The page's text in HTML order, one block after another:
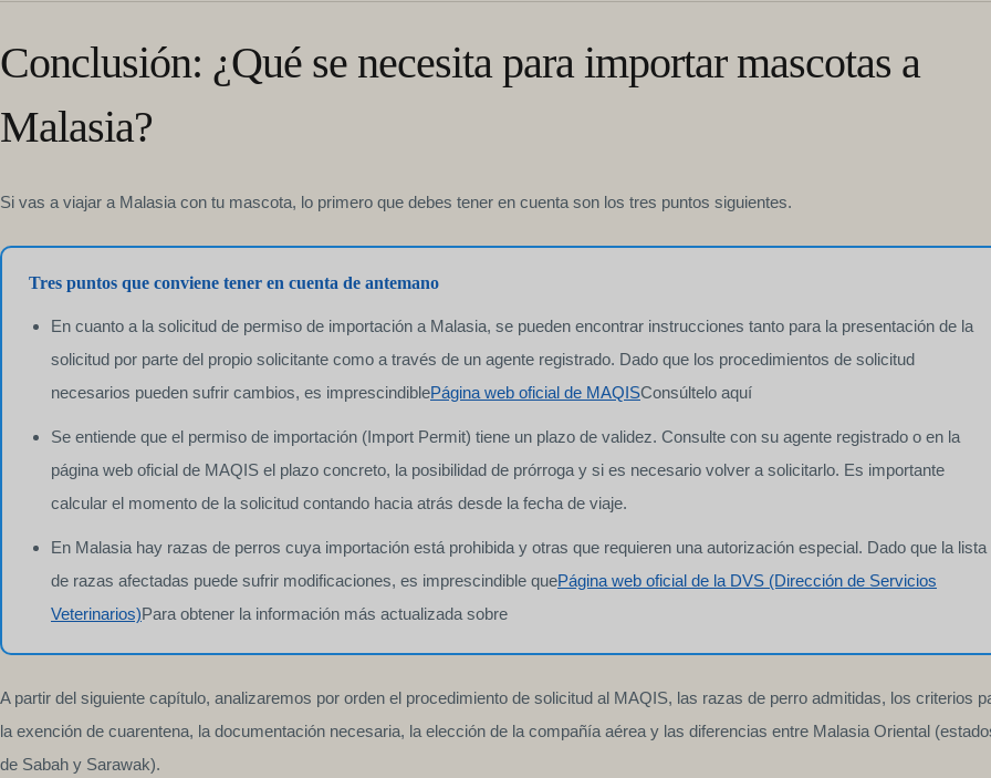
Conclusión: ¿Qué se necesita para importar mascotas a
Malasia?
Si vas a viajar a Malasia con tu mascota, lo primero que debes tener en cuenta son los tres puntos siguientes.
Tres puntos que conviene tener en cuenta de antemano
En cuanto a la solicitud de permiso de importación a Malasia, se pueden encontrar instrucciones tanto para la presentación de la
solicitud por parte del propio solicitante como a través de un agente registrado. Dado que los procedimientos de solicitud
necesarios pueden sufrir cambios, es imprescindiblePágina web oficial de MAQISConsúltelo aquí
Se entiende que el permiso de importación (Import Permit) tiene un plazo de validez. Consulte con su agente registrado o en la
página web oficial de MAQIS el plazo concreto, la posibilidad de prórroga y si es necesario volver a solicitarlo. Es importante
calcular el momento de la solicitud contando hacia atrás desde la fecha de viaje.
En Malasia hay razas de perros cuya importación está prohibida y otras que requieren una autorización especial. Dado que la lista
de razas afectadas puede sufrir modificaciones, es imprescindible quePágina web oficial de la DVS (Dirección de Servicios
Veterinarios)Para obtener la información más actualizada sobre
A partir del siguiente capítulo, analizaremos por orden el procedimiento de solicitud al MAQIS, las razas de perro admitidas, los criterios
la exención de cuarentena, la documentación necesaria, la elección de la compañía aérea y las diferencias entre Malasia Oriental
de Sabah y Sarawak).